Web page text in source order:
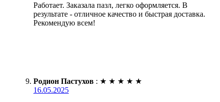
Работает. Заказала пазл, легко оформляется. В
результате - отличное качество и быстрая доставка.
Рекомендую всем!
Родион Пастухов : ★ ★ ★ ★ ★
16.05.2025